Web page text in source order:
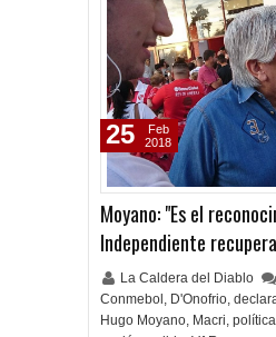
Moyano: "Es el
Independiente
La Caldera del Diablo
Conmebol , D'Onofrio,
Hugo Moyano, Macri, política
25
Feb
2018